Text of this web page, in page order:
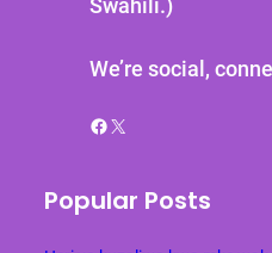
Swahili.)
We’re social,
Facebook X
Popular Posts